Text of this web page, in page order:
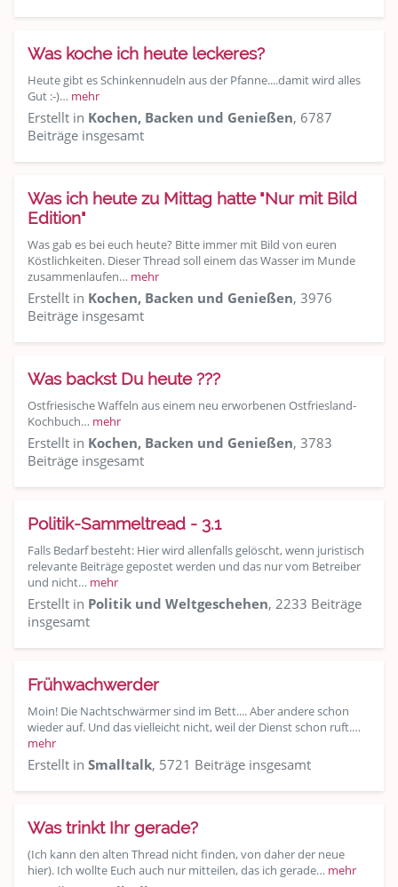
Was koche ich heute leckeres?
Heute gibt es Schinkennudeln aus der Pfanne....damit wird alles
Gut :-)… mehr
Erstellt in Kochen, Backen und Genießen, 6787
Beiträge insgesamt
Was ich heute zu Mittag hatte "Nur mit Bild
Edition"
Was gab es bei euch heute? Bitte immer mit Bild von euren
Köstlichkeiten. Dieser Thread soll einem das Wasser im Munde
zusammenlaufen… mehr
Erstellt in Kochen, Backen und Genießen, 3976
Beiträge insgesamt
Was backst Du heute ???
Ostfriesische Waffeln aus einem neu erworbenen Ostfriesland-
Kochbuch… mehr
Erstellt in Kochen, Backen und Genießen, 3783
Beiträge insgesamt
Politik-Sammeltread - 3.1
Falls Bedarf besteht: Hier wird allenfalls gelöscht, wenn juristisch
relevante Beiträge gepostet werden und das nur vom Betreiber
und nicht… mehr
Erstellt in Politik und Weltgeschehen, 2233 Beiträge
insgesamt
Frühwachwerder
Moin! Die Nachtschwärmer sind im Bett.... Aber andere schon
wieder auf. Und das vielleicht nicht, weil der Dienst schon ruft.…
mehr
Erstellt in Smalltalk, 5721 Beiträge insgesamt
Was trinkt Ihr gerade?
(Ich kann den alten Thread nicht finden, von daher der neue
hier). Ich wollte Euch auch nur mitteilen, das ich gerade… mehr